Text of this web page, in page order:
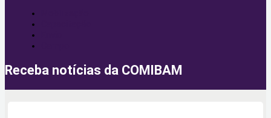
Receba notícias da COMIBAM